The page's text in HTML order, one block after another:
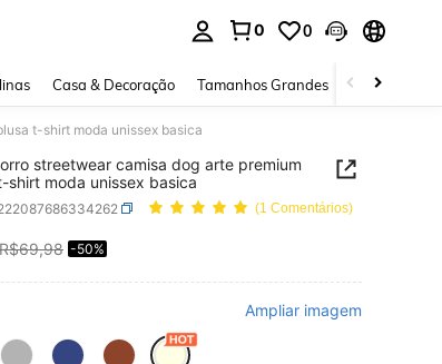
0 0
Casa & Decoração Tamanhos Grandes Joias e
t-shirt moda unissex basica
streetwear camisa dog arte premium
shirt moda unissex basica
(1 Comentários)
AVAILABILITY
R$69,98 -50%
Ampliar imagem